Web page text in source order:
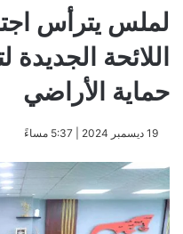
لملس يترأس
اللائحة
حماية الأراضي
​19 ديسمبر 2024 | 5:37 مساءً